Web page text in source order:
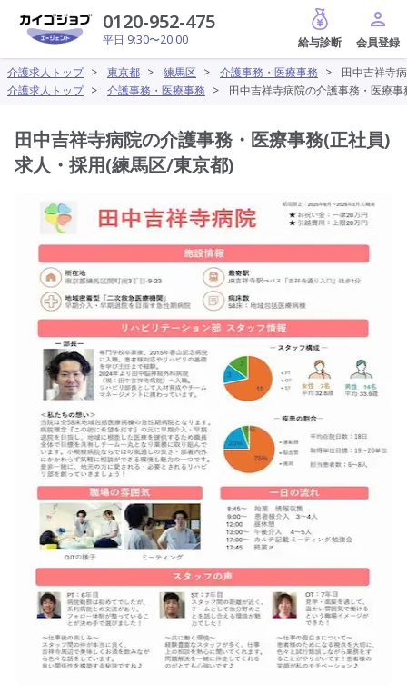
0120-952-475
平日 9:30〜20:00
給与診断
介護求人トップ > 東京都 > 練馬区 > 介護事務・医療事務 >
田中吉祥寺
介護求人トップ > 介護事務・医療事務 > 田中吉祥寺病院の介護事務・医療
田中吉祥寺病院の介護事務・医療事務(正社員)
求人・採用(練馬区/東京都)